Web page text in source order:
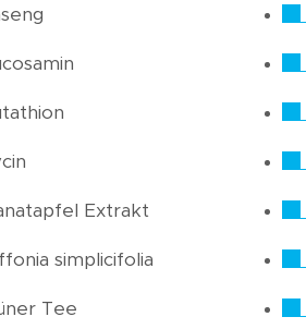
Extrakt
simplicifolia
Tee